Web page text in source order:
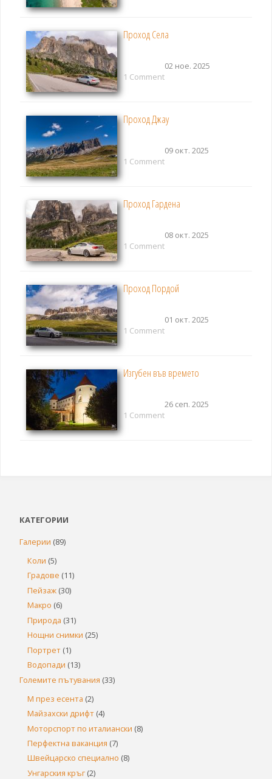
Проход Села
02 ное. 2025
1 Comment
Проход Джау
09 окт. 2025
1 Comment
Проход Гардена
08 окт. 2025
1 Comment
Проход Пордой
01 окт. 2025
1 Comment
Изгубен във времето
26 сеп. 2025
1 Comment
КАТЕГОРИИ
Галерии (89)
Коли (5)
Градове (11)
Пейзаж (30)
Макро (6)
Природа (31)
Нощни снимки (25)
Портрет (1)
Водопади (13)
Големите пътувания (33)
М през есента (2)
Майзахски дрифт (4)
Моторспорт по италиански (8)
Перфектна ваканция (7)
Швейцарско специално (8)
Унгарския кръг (2)